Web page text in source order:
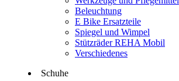
Beleuchtung
E Bike Ersatzteile
Spiegel und Wimpel
Stützräder REHA Mobil
Verschiedenes
Schuhe